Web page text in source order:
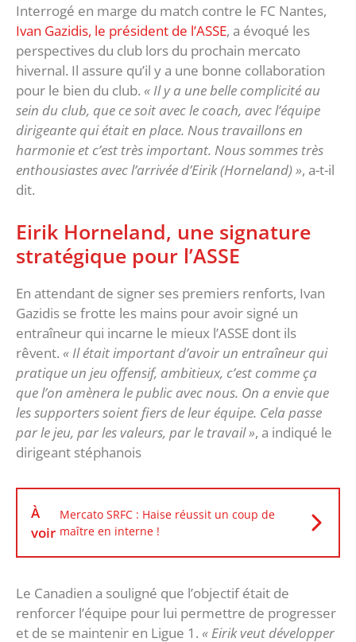
Interrogé en marge du match contre le FC Nantes,
Ivan Gazidis, le président de l’ASSE, a évoqué les
perspectives du club lors du prochain mercato
hivernal. Il assure qu’il y a une bonne collaboration
pour le bien du club. « Il y a une belle complicité au
sein du club, que ce soit avec le coach, avec l’équipe
dirigeante qui était en place. Nous travaillons en
harmonie et c’est très important. Nous sommes très
enthousiastes avec l’arrivée d’Eirik (Horneland) », a-t-il
dit.
Eirik Horneland, une signature
stratégique pour l’ASSE
En attendant de signer ses premiers renforts, Ivan
Gazidis se frotte les mains pour avoir signé un
entraîneur qui incarne le mieux l’ASSE dont ils
rêvent. « Il était important d’avoir un entraîneur qui
pratique un jeu offensif, ambitieux, c’est comme ça
que l’on amènera le public avec nous. On a envie que
les supporters soient fiers de leur équipe. Cela passe
par le jeu, par les valeurs, par le travail », a indiqué le
dirigeant stéphanois
À
voir
Mercato SRFC : Haise réussit un coup de
maître en interne !
Le Canadien a souligné que l’objectif était de
renforcer l’équipe pour lui permettre de progresser
et de se maintenir en Ligue 1. « Eirik veut développer